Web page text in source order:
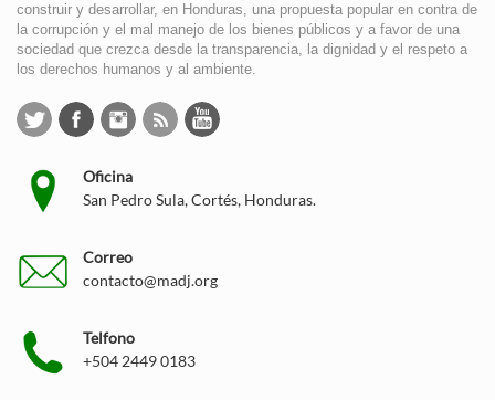
construir y desarrollar, en Honduras, una propuesta popular en contra de
la corrupción y el mal manejo de los bienes públicos y a favor de una
sociedad que crezca desde la transparencia, la dignidad y el respeto a
los derechos humanos y al ambiente.
Oficina
San Pedro Sula, Cortés, Honduras.
Correo
contacto@madj.org
Telfono
+504 2449 0183